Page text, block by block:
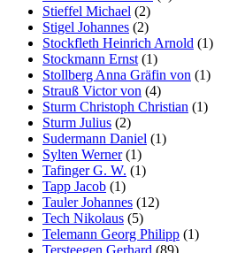
Stieffel Michael (2)
Stigel Johannes (2)
Stockfleth Heinrich Arnold (1)
Stockmann Ernst (1)
Stollberg Anna Gräfin von (1)
Strauß Victor von (4)
Sturm Christoph Christian (1)
Sturm Julius (2)
Sudermann Daniel (1)
Sylten Werner(1)
Tafinger G. W. (1)
Tapp Jacob (1)
Tauler Johannes (12)
Tech Nikolaus (5)
Telemann Georg Philipp (1)
Tersteegen Gerhard (89)